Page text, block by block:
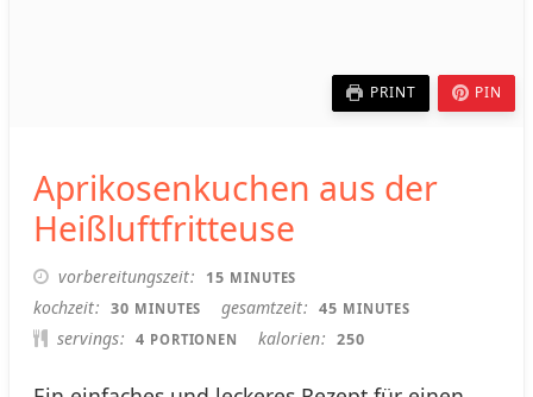
PRINT PIN
Aprikosenkuchen aus der
Heißluftfritteuse
vorbereitungszeit 15 MINUTES
MINUTES
kochzeit 30 MINUTES
MINUTES gesamtzeit 45 MINUTES
MINUTES
servings 4 PORTIONEN kalorien 250